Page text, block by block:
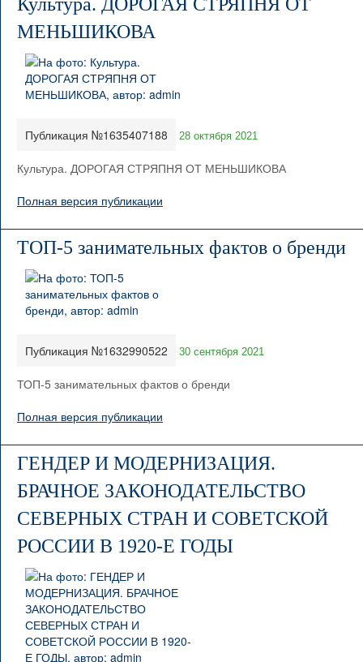
МЕНЬШИКОВА
Публикация №1635407188 28 октября 2021
Культура. ДОРОГАЯ СТРЯПНЯ ОТ МЕНЬШИКОВА
Полная версия публикации
ТОП-5 занимательных фактов о бренди
Публикация №1632990522 30 сентября 2021
ТОП-5 занимательных фактов о бренди
Полная версия публикации
ГЕНДЕР И МОДЕРНИЗАЦИЯ.
БРАЧНОЕ ЗАКОНОДАТЕЛЬСТВО
СЕВЕРНЫХ СТРАН И СОВЕТСКОЙ
РОССИИ В 1920-Е ГОДЫ